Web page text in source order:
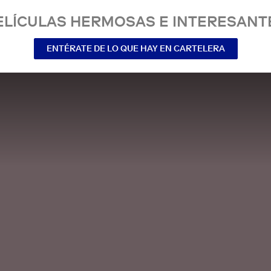
HERMOSAS E
ENTÉRATE DE LO QUE HAY EN CARTELERA